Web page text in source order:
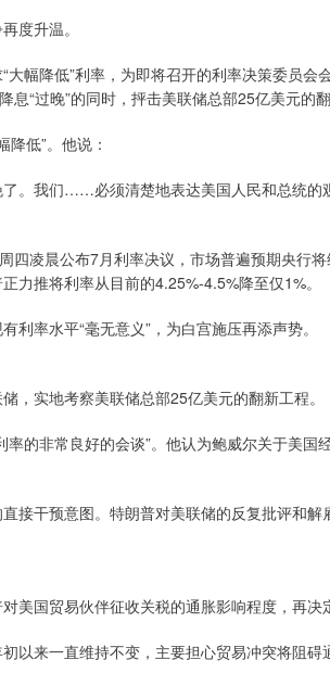
度升温。
幅降低”利率，为即将召开的利率决策委员会
“过晚”的同时，抨击美联储总部25亿美元的翻
低”。他说：
。我们……必须清楚地表达美国人民和总统的
四凌晨公布7月利率决议，市场普遍预期央行
力推将利率从目前的4.25%-4.5%降至仅1%。
率水平“毫无意义”，为白宫施压再添声势。
，实地考察美联储总部25亿美元的翻新工程。
的非常良好的会谈”。他认为鲍威尔关于美国
接干预意图。特朗普对美联储的反复批评和
美国贸易伙伴征收关税的通胀影响程度，再决
以来一直维持不变，主要担心贸易冲突将阻碍